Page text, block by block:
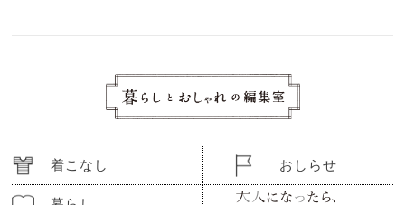
着こなし おしらせ